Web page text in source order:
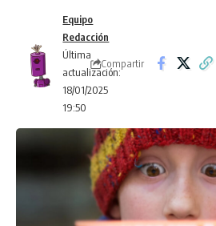
Última
actualización:
18/01/2025
19:50
Equipo
Redacción
Compartir